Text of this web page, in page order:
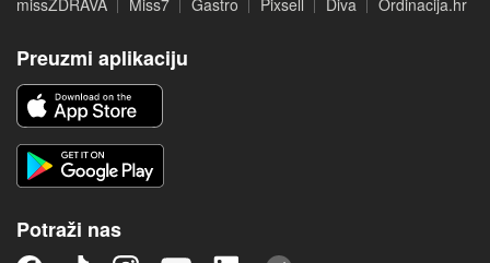
Preuzmi aplikaciju
Potraži nas